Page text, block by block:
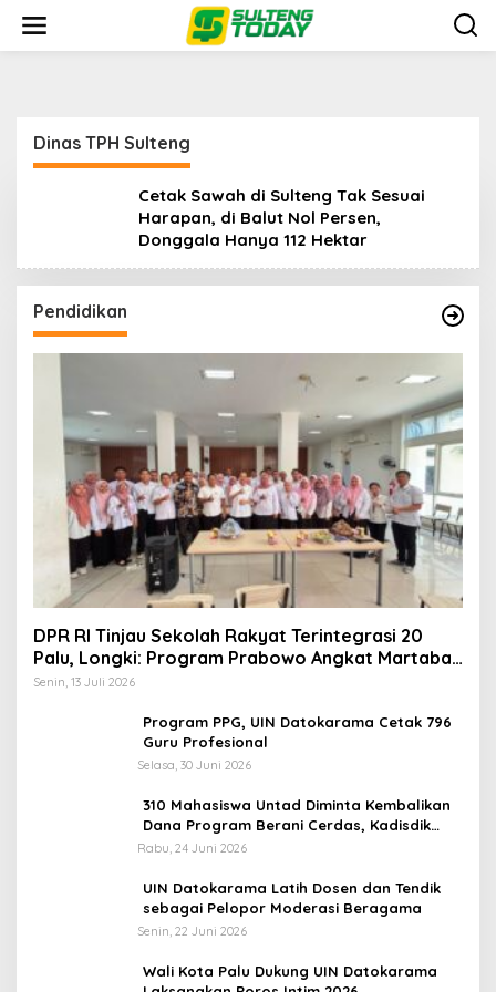
konten
Dinas TPH Sulteng
Cetak Sawah di Sulteng Tak Sesuai
Harapan, di Balut Nol Persen,
Donggala Hanya 112 Hektar
Pendidikan
DPR RI Tinjau Sekolah Rakyat Terintegrasi 20
Palu, Longki: Program Prabowo Angkat Martabat
Anak Miskin
Senin, 13 Juli 2026
Program PPG, UIN Datokarama Cetak 796
Guru Profesional
Selasa, 30 Juni 2026
310 Mahasiswa Untad Diminta Kembalikan
Dana Program Berani Cerdas, Kadisdik
Sulteng: Tidak Boleh Terima Beasiswa
Rabu, 24 Juni 2026
UIN Datokarama Latih Dosen dan Tendik
sebagai Pelopor Moderasi Beragama
Senin, 22 Juni 2026
Wali Kota Palu Dukung UIN Datokarama